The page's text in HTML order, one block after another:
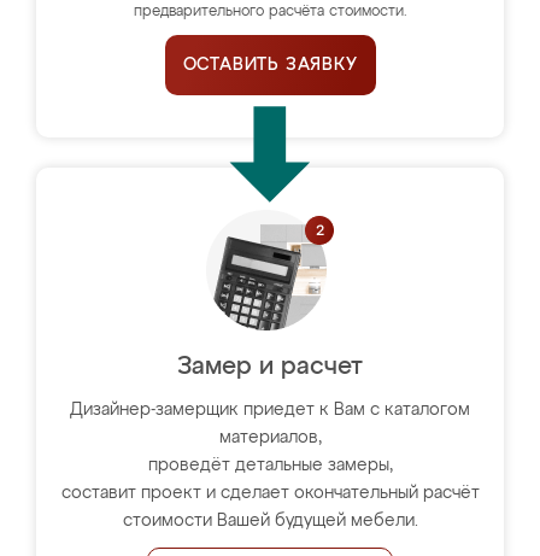
предварительного расчёта стоимости.
ОСТАВИТЬ ЗАЯВКУ
Замер и расчет
Дизайнер-замерщик приедет к Вам с каталогом
материалов,
проведёт детальные замеры,
составит проект и сделает окончательный расчёт
стоимости Вашей будущей мебели.